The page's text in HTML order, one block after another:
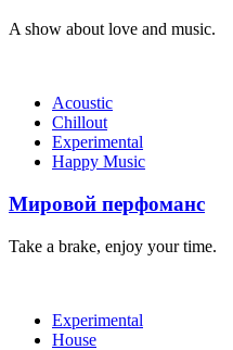
A show about love and music.
Acoustic
Chillout
Experimental
Happy Music
Мировой перфоманс
Take a brake, enjoy your time.
Experimental
House